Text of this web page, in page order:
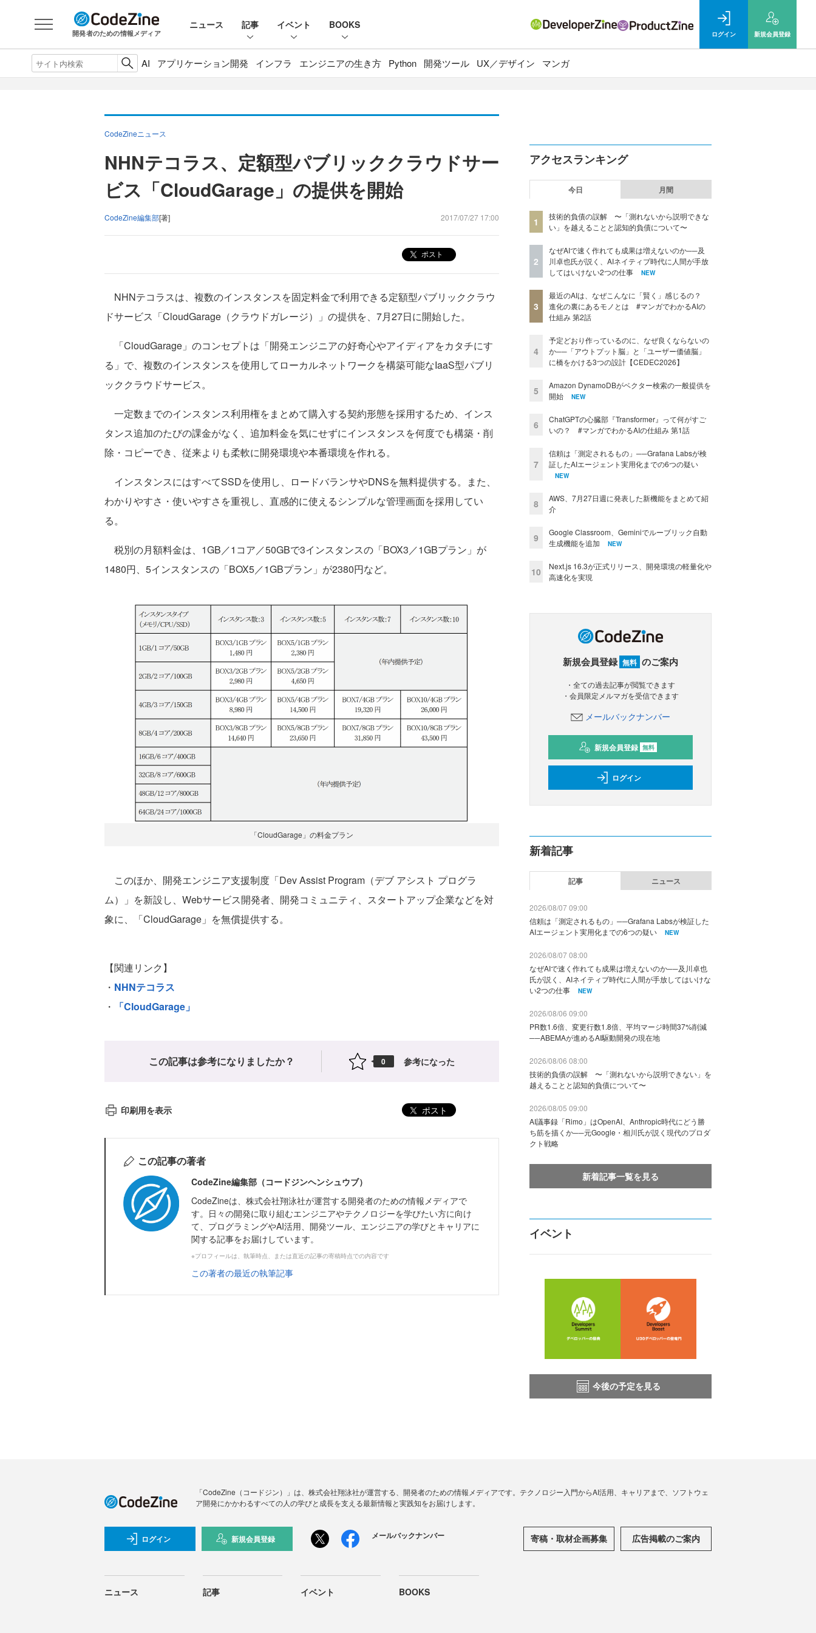
開発者のための情報メディア
ニュース 記事 イベント BOOKS
ログイン 新規会員登録
AI アプリケーション開発 インフラ エンジニアの生き方 Python 開発ツール UX／デザイン マンガ
CodeZineニュース
NHNテコラス、定額型パブリッククラウドサー
ビス「CloudGarage」の提供を開始
CodeZine編集部[著] 2017/07/27 17:00
ポスト
NHNテコラスは、複数のインスタンスを固定料金で利用できる定額型パブリッククラウ
ドサービス「CloudGarage（クラウドガレージ）」の提供を、7月27日に開始した。
「CloudGarage」のコンセプトは「開発エンジニアの好奇心やアイディアをカタチにす
る」で、複数のインスタンスを使用してローカルネットワークを構築可能なIaaS型パブリ
ッククラウドサービス。
一定数までのインスタンス利用権をまとめて購入する契約形態を採用するため、インス
タンス追加のたびの課金がなく、追加料金を気にせずにインスタンスを何度でも構築・削
除・コピーでき、従来よりも柔軟に開発環境や本番環境を作れる。
インスタンスにはすべてSSDを使用し、ロードバランサやDNSを無料提供する。また、
わかりやすさ・使いやすさを重視し、直感的に使えるシンプルな管理画面を採用してい
る。
税別の月額料金は、1GB／1コア／50GBで3インスタンスの「BOX3／1GBプラン」が
1480円、5インスタンスの「BOX5／1GBプラン」が2380円など。
「CloudGarage」の料金プラン
このほか、開発エンジニア支援制度「Dev Assist Program（デブ アシスト プログラ
ム）」を新設し、Webサービス開発者、開発コミュニティ、スタートアップ企業などを対
象に、「CloudGarage」を無償提供する。
【関連リンク】
・ NHNテコラス
・
「CloudGarage」
この記事は参考になりましたか？ 0 参考になった
印刷用を表示 ポスト
この記事の著者
CodeZine編集部（コードジンヘンシュウブ）
CodeZineは、株式会社翔泳社が運営する開発者のための情報メディアで
す。日々の開発に取り組むエンジニアやテクノロジーを学びたい方に向け
て、プログラミングやAI活用、開発ツール、エンジニアの学びとキャリアに
関する記事をお届けしています。
※プロフィールは、執筆時点、または直近の記事の寄稿時点での内容です
この著者の最近の執筆記事
アクセスランキング
今日 月間
1
技術的負債の誤解 〜「測れないから説明できな
い」を越えることと認知的負債について〜
2
なぜAIで速く作れても成果は増えないのか──及
川卓也氏が説く、AIネイティブ時代に人間が手放
してはいけない2つの仕事
NEW
3
最近のAIは、なぜこんなに「賢く」感じるの？
進化の裏にあるモノとは #マンガでわかるAIの
仕組み 第2話
4
予定どおり作っているのに、なぜ良くならないの
か──「アウトプット脳」と「ユーザー価値脳」
に橋をかける3つの設計【CEDEC2026】
5
Amazon DynamoDBがベクター検索の一般提供を
開始
NEW
6
ChatGPTの心臓部『Transformer』って何がすご
いの？ #マンガでわかるAIの仕組み 第1話
7
信頼は「測定されるもの」──Grafana Labsが検
証したAIエージェント実用化までの6つの疑い
NEW
8
AWS、7月27日週に発表した新機能をまとめて紹
介
9
Google Classroom、Geminiでルーブリック自動
生成機能を追加
NEW
10
Next.js 16.3が正式リリース、開発環境の軽量化や
高速化を実現
新規会員登録 無料 のご案内
・全ての過去記事が閲覧できます
・会員限定メルマガを受信できます
メールバックナンバー
新規会員登録 無料
ログイン
新着記事
記事 ニュース
2026/08/07 09:00
信頼は「測定されるもの」──Grafana Labsが検証した
AIエージェント実用化までの6つの疑い
NEW
2026/08/07 08:00
なぜAIで速く作れても成果は増えないのか──及川卓也
氏が説く、AIネイティブ時代に人間が手放してはいけな
い2つの仕事
NEW
2026/08/06 09:00
PR数1.6倍、変更行数1.8倍、平均マージ時間37%削減
──ABEMAが進めるAI駆動開発の現在地
2026/08/06 08:00
技術的負債の誤解 〜「測れないから説明できない」を
越えることと認知的負債について〜
2026/08/05 09:00
AI議事録「Rimo」はOpenAI、Anthropic時代にどう勝
ち筋を描くか──元Google・相川氏が説く現代のプロダ
クト戦略
新着記事一覧を見る
イベント
今後の予定を見る
「CodeZine（コードジン）」は、株式会社翔泳社が運営する、開発者のための情報メディアです。テクノロジー入門からAI活用、キャリアまで、ソフトウェ
ア開発にかかわるすべての人の学びと成長を支える最新情報と実践知をお届けします。
ログイン 新規会員登録 メールバックナンバー 寄稿・取材企画募集 広告掲載のご案内
ニュース 記事 イベント BOOKS